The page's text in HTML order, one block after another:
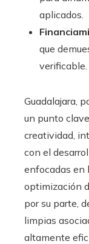
aplicados.
que
verificable.
Guadalajara,
un punto
creatividad,
con el
enfocadas en
optimización
por su parte,
limpias
altamente